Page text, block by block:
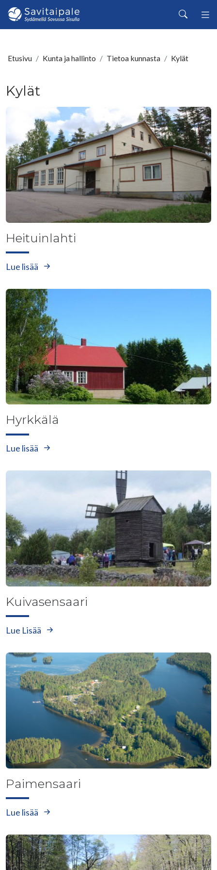
Siirry pääsisältöön
Haku
Etusivu Kunta ja hallinto Tietoa kunnasta Kylät
Kylät
Heituinlahti
Lue lisää
Hyrkkälä
Lue lisää
Kuivasensaari
Lue Lisää
Paimensaari
Lue lisää